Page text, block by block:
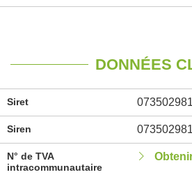
DONNÉES
Siret
Siren 073502981
N° de TVA
intracommunautaire